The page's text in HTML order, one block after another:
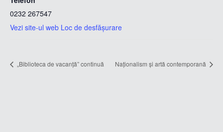
0232 267547
Vezi site-ul web Loc de desfășurare
„Biblioteca de vacanță” continuă Naționalism și artă contemporană